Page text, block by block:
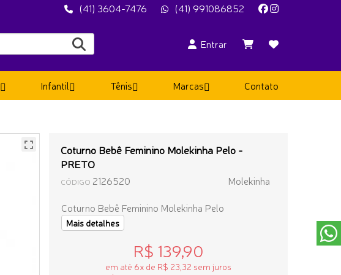
(41) 3604-7476 (41) 991086852
Entrar
Infantil Tênis Marcas Contato
Coturno Bebê Feminino Molekinha Pelo -
PRETO
CÓDIGO 2126520
Molekinha
Coturno Bebê Feminino Molekinha Pelo
Mais detalhes
R$ 139,90
em até 6x de R$ 23,32 sem juros